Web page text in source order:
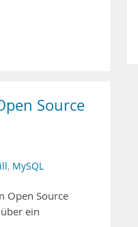
Source
, MySQL
Open Source
ein